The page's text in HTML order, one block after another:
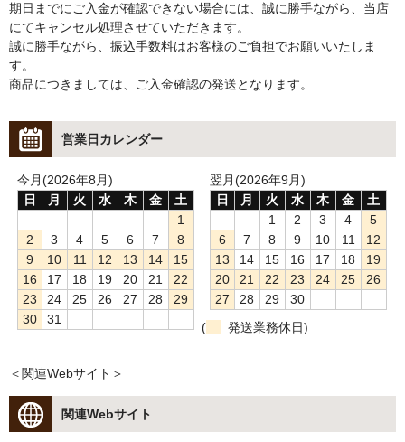
期日までにご入金が確認できない場合には、誠に勝手ながら、当店
にてキャンセル処理させていただきます。
誠に勝手ながら、振込手数料はお客様のご負担でお願いいたしま
す。
商品につきましては、ご入金確認の発送となります。
営業日カレンダー
今月(2026年8月)
日
月 火 水 木 金
土
1
2
3 4 5 6 7
8
9
10 11 12 13 14
15
16
17 18 19 20 21
22
23
24 25 26 27 28
29
30
31
翌月(2026年9月)
日
月 火 水 木 金
土
1
2 3 4
5
6
7 8 9 10 11
12
13
14 15 16 17 18
19
20
21 22 23 24 25
26
27
28 29
30
(
発送業務休日)
＜関連Webサイト＞
関連Webサイト